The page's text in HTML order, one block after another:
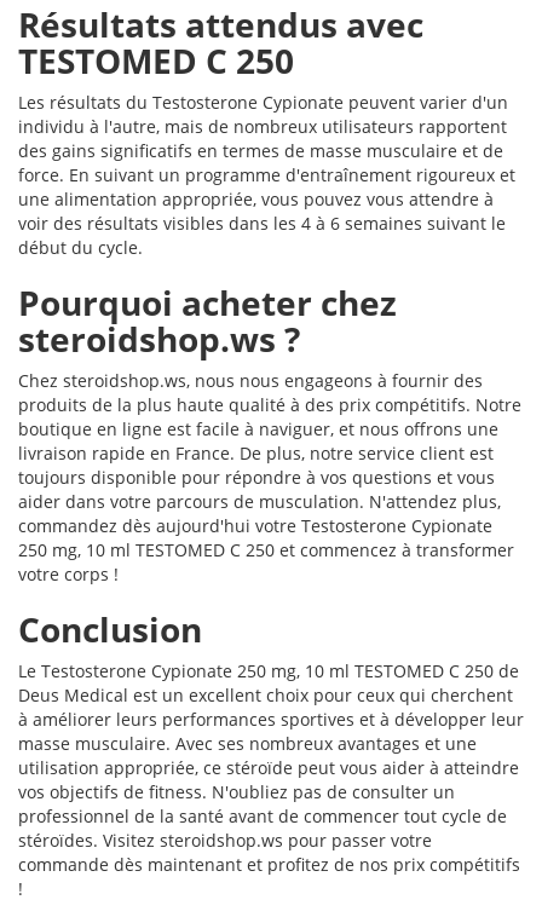
Résultats attendus avec
TESTOMED C 250
Les résultats du Testosterone Cypionate peuvent varier d'un
individu à l'autre, mais de nombreux utilisateurs rapportent
des gains significatifs en termes de masse musculaire et de
force. En suivant un programme d'entraînement rigoureux et
une alimentation appropriée, vous pouvez vous attendre à
voir des résultats visibles dans les 4 à 6 semaines suivant le
début du cycle.
Pourquoi acheter chez
steroidshop.ws ?
Chez steroidshop.ws, nous nous engageons à fournir des
produits de la plus haute qualité à des prix compétitifs. Notre
boutique en ligne est facile à naviguer, et nous offrons une
livraison rapide en France. De plus, notre service client est
toujours disponible pour répondre à vos questions et vous
aider dans votre parcours de musculation. N'attendez plus,
commandez dès aujourd'hui votre Testosterone Cypionate
250 mg, 10 ml TESTOMED C 250 et commencez à transformer
votre corps !
Conclusion
Le Testosterone Cypionate 250 mg, 10 ml TESTOMED C 250 de
Deus Medical est un excellent choix pour ceux qui cherchent
à améliorer leurs performances sportives et à développer leur
masse musculaire. Avec ses nombreux avantages et une
utilisation appropriée, ce stéroïde peut vous aider à atteindre
vos objectifs de fitness. N'oubliez pas de consulter un
professionnel de la santé avant de commencer tout cycle de
stéroïdes. Visitez steroidshop.ws pour passer votre
commande dès maintenant et profitez de nos prix compétitifs
!